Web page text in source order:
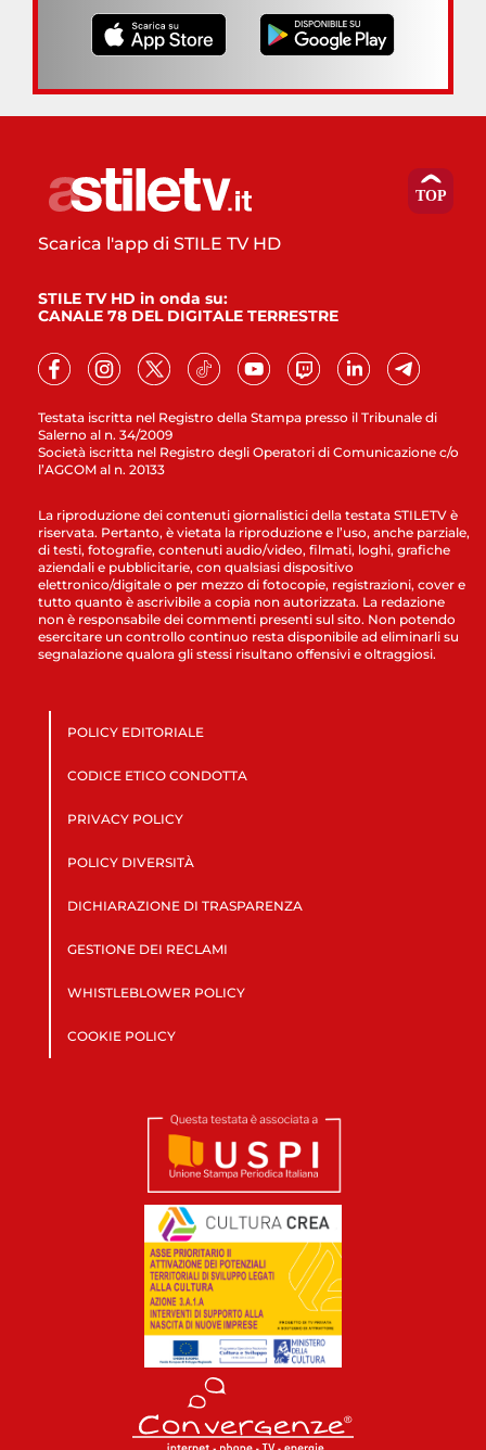
Testata iscritta nel Registro della Stampa presso il Tribunale di
Salerno al n. 34/2009
Società iscritta nel Registro degli Operatori di Comunicazione c/o
l’AGCOM al n. 20133
Scarica l'app di STILE TV HD
STILE TV HD in onda su:
CANALE 78 DEL DIGITALE TERRESTRE
La riproduzione dei contenuti giornalistici della testata STILETV è
riservata. Pertanto, è vietata la riproduzione e l’uso, anche parziale,
di testi, fotografie, contenuti audio/video, filmati, loghi, grafiche
aziendali e pubblicitarie, con qualsiasi dispositivo
elettronico/digitale o per mezzo di fotocopie, registrazioni, cover e
tutto quanto è ascrivibile a copia non autorizzata. La redazione
non è responsabile dei commenti presenti sul sito. Non potendo
esercitare un controllo continuo resta disponibile ad eliminarli su
segnalazione qualora gli stessi risultano offensivi e oltraggiosi.
POLICY EDITORIALE
CODICE ETICO CONDOTTA
PRIVACY POLICY
POLICY DIVERSITÀ
DICHIARAZIONE DI TRASPARENZA
GESTIONE DEI RECLAMI
WHISTLEBLOWER POLICY
COOKIE POLICY